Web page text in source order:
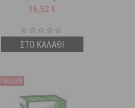
16,52 €
ΣΤΟ ΚΑΛΑΘΙ